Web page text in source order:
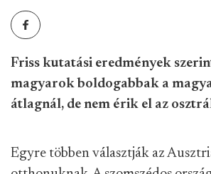
Friss kutatási eredmények
magyarok boldogabbak a
átlagnál, de nem érik el az
Egyre többen választják az